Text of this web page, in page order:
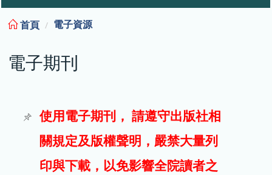
電子期刊
試用
首頁 電子資源
電子期刊
使用電子期刊， 請遵守出版社相
關規定及版權聲明，嚴禁大量列
印與下載，以免影響全院讀者之